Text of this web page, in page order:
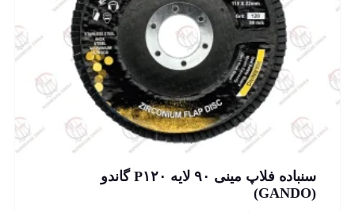
سنباده فلاپ مینی ۹۰ لایه P۱۲۰ گاندو
(GANDO)